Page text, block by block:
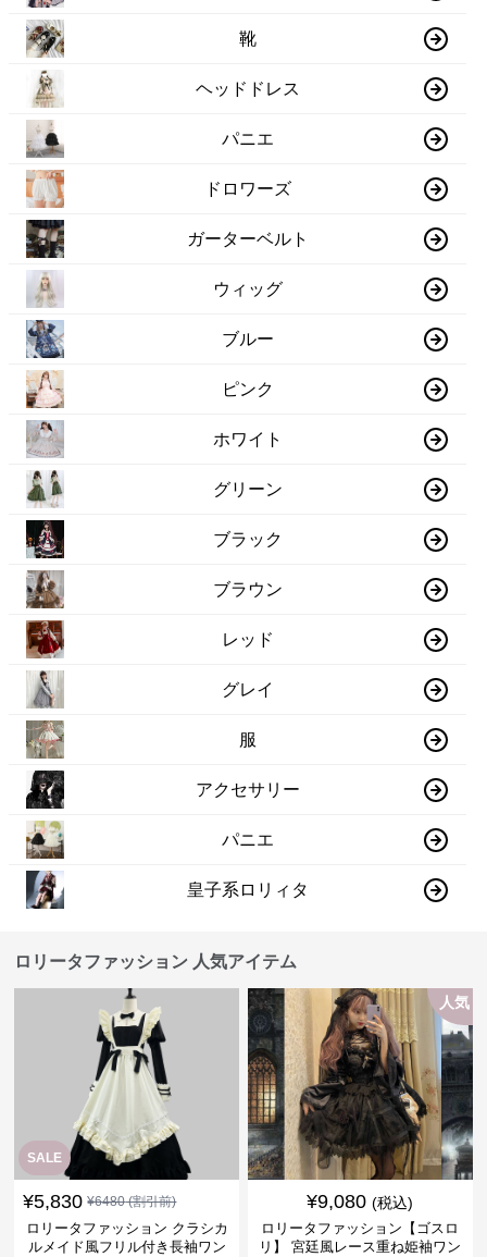
靴
ヘッドドレス
パニエ
ドロワーズ
ガーターベルト
ウィッグ
ブルー
ピンク
ホワイト
グリーン
ブラック
ブラウン
レッド
グレイ
服
アクセサリー
パニエ
皇子系ロリィタ
ロリータファッション 人気アイテム
SALE
¥5,830 ¥6480(割引前)
ロリータファッション クラシカ
ルメイド風フリル付き長袖ワン
人気
¥9,080 (税込)
ロリータファッション【ゴスロ
リ】 宮廷風レース重ね姫袖ワン